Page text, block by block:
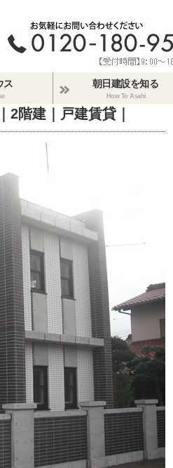
ス 朝日建設を知る
How To Asahi
階建｜戸建賃貸｜